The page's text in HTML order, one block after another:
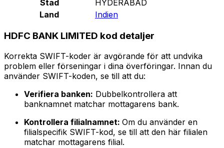
Stad
HYDERABAD
Land
Indien
HDFC BANK LIMITED kod detaljer
Korrekta SWIFT-koder är avgörande för att undvika
problem eller förseningar i dina överföringar. Innan du
använder SWIFT-koden, se till att du:
Verifiera banken: Dubbelkontrollera att
banknamnet matchar mottagarens bank.
Kontrollera filialnamnet: Om du använder en
filialspecifik SWIFT-kod, se till att den här filialen
matchar mottagarens filial.